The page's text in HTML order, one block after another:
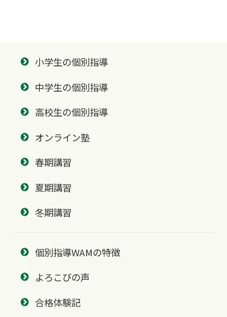
小学生の個別指導
中学生の個別指導
高校生の個別指導
オンライン塾
春期講習
夏期講習
冬期講習
個別指導WAMの特徴
よろこびの声
合格体験記